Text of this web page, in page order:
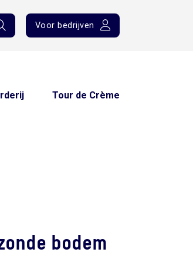
Voor bedrijven
Tour de Crème
bodem